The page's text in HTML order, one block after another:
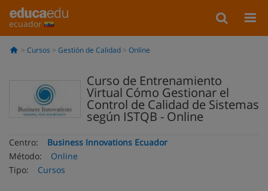
ecuador
Cursos Gestión de Calidad Online
Curso de Entrenamiento
Virtual Cómo Gestionar el
Control de Calidad de Sistemas
según ISTQB - Online
Centro:
Business Innovations Ecuador
Método:
Online
Tipo:
Cursos